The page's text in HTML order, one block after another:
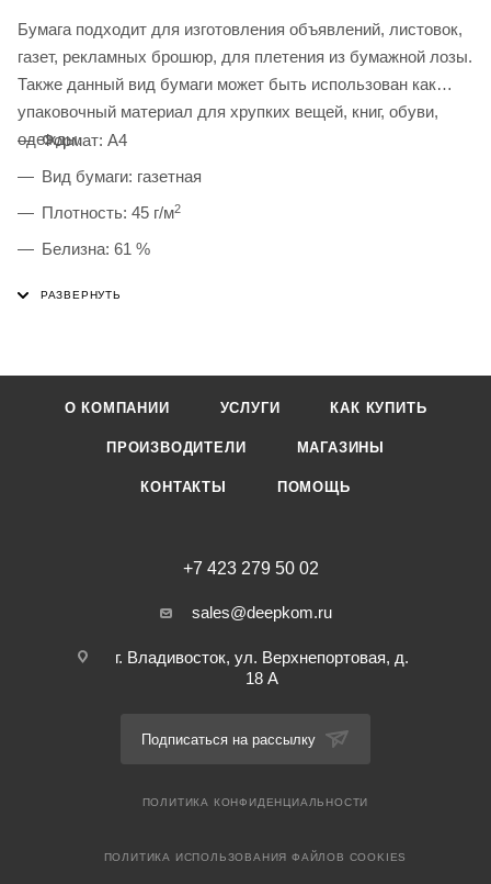
Бумага подходит для изготовления объявлений, листовок,
газет, рекламных брошюр, для плетения из бумажной лозы.
Также данный вид бумаги может быть использован как
упаковочный материал для хрупких вещей, книг, обуви,
одежды.
Формат: А4
Вид бумаги: газетная
Плотность: 45 г/м2
Белизна: 61 %
О КОМПАНИИ УСЛУГИ КАК КУПИТЬ
ПРОИЗВОДИТЕЛИ МАГАЗИНЫ
КОНТАКТЫ ПОМОЩЬ
+7 423 279 50 02
sales@deepkom.ru
г. Владивосток, ул. Верхнепортовая, д.
18 А
Подписаться на рассылку
ПОЛИТИКА КОНФИДЕНЦИАЛЬНОСТИ
ПОЛИТИКА ИСПОЛЬЗОВАНИЯ ФАЙЛОВ COOKIES